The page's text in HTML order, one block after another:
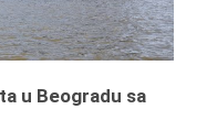
u Beogradu sa